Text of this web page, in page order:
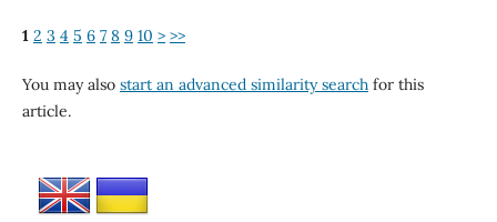
1 2 3 4 5 6 7 8 9 10 > >>
You may also start an advanced similarity searchfor this
article.